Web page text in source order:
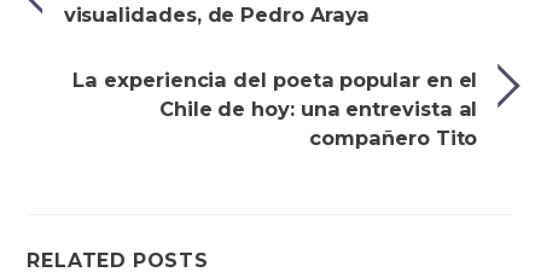
visualidades, de Pedro Araya
La experiencia del poeta popular en el
Chile de hoy: una entrevista al
compañero Tito
RELATED POSTS